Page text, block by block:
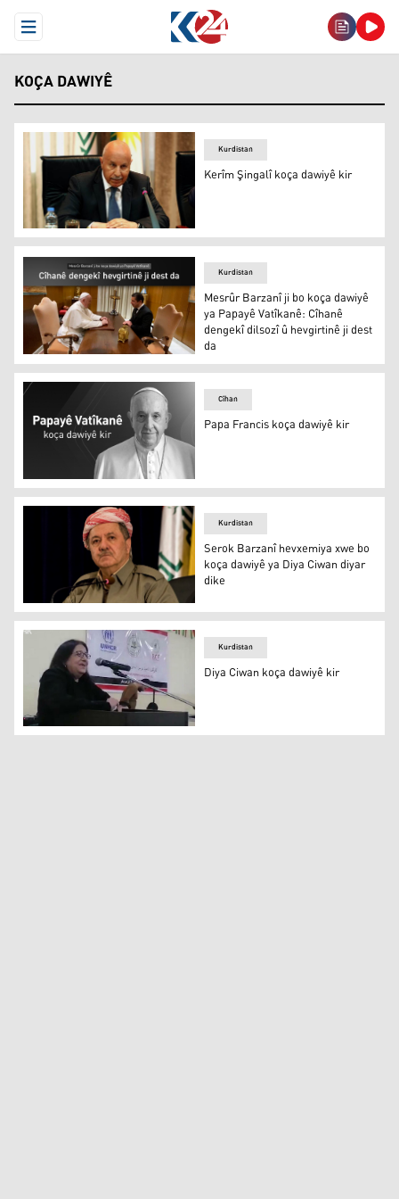
Open Menu
KOÇA DAWIYÊ
Kerîm Şingalî
Kurdistan
Kerîm Şingalî koça dawiyê kir
Mesrûr Barzanî ji bo koça dawiyê ya Papayê Vatîkanê:
Kurdistan
Mesrûr Barzanî ji bo koça dawiyê
ya Papayê Vatîkanê: Cîhanê
dengekî dilsozî û hevgirtinê ji dest
da
Papa Francis koça dawiyê kir
Cîhan
Papa Francis koça dawiyê kir
Serok Barzanî
Kurdistan
Serok Barzanî hevxemiya xwe bo
koça dawiyê ya Diya Ciwan diyar
dike
Diya Ciwan - Erşîf
Kurdistan
Diya Ciwan koça dawiyê kir